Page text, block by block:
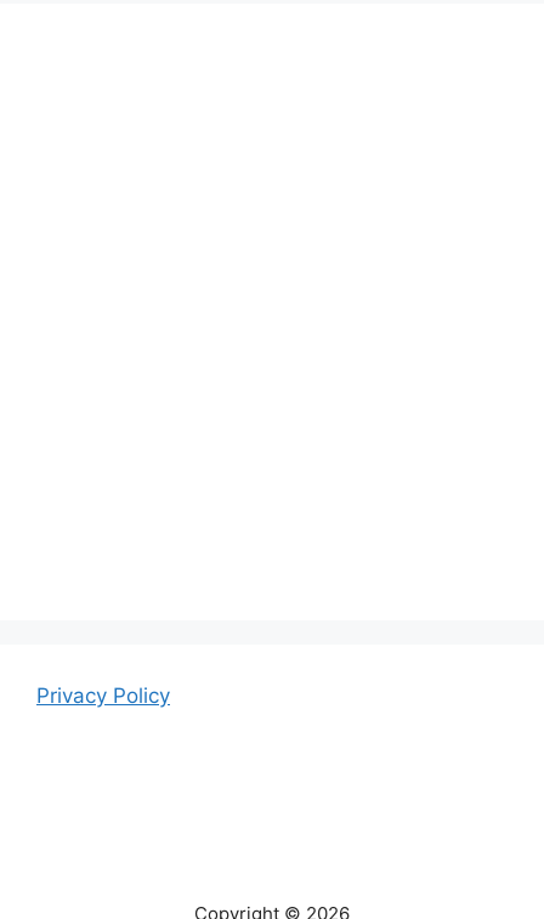
Privacy Policy
Copyright © 2026